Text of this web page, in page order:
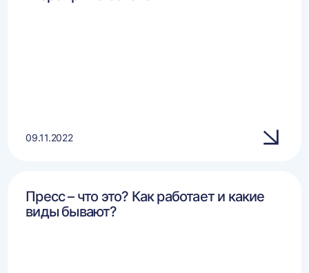
09.11.2022
Пресс – что это? Как работает и какие
виды бывают?